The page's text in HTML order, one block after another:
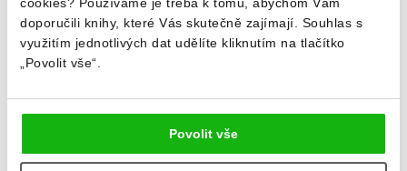
doporučili knihy, které Vás skutečně zajímají. Souhlas s
využitím jednotlivých dat udělíte kliknutím na tlačítko
„Povolit vše“.
Povolit vše
Řady Disney Junior
Původní název
Původní jazyk
Překladatel Petra Vichrová